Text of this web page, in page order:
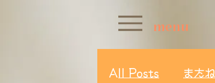
menu
All Posts またね